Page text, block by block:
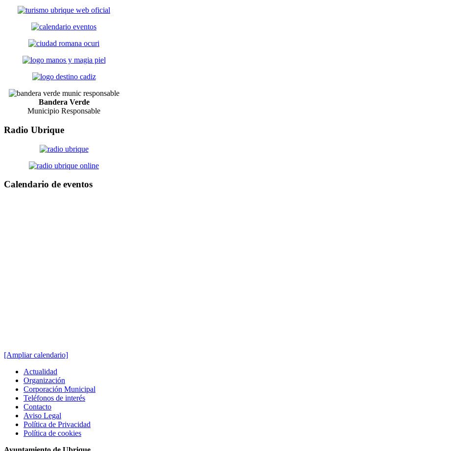
Bandera Verde
Municipio Responsable
Radio Ubrique
Calendario de eventos
[Ampliar calendario]
Actualidad
Organización
Corporación Municipal
Teléfonos de interés
Contacto
Aviso Legal
Política de Privacidad
Política de cookies